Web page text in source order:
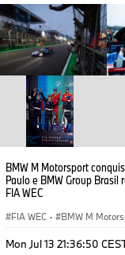
BMW M Motorsport
Paulo e BMW Group Brasil
FIA WEC
FIA WEC · BMW M
Mon Jul 13 21:36:50